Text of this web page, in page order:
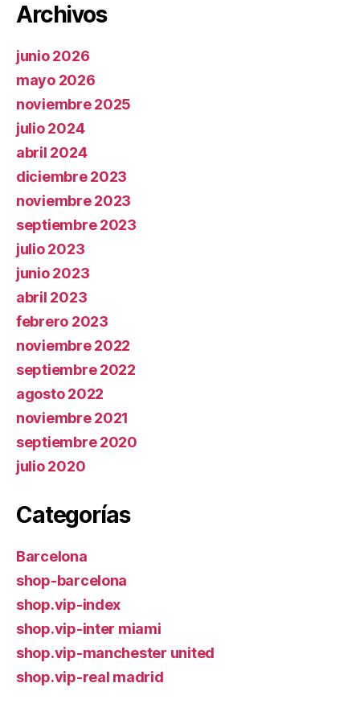
Archivos
junio 2026
mayo 2026
noviembre 2025
julio 2024
abril 2024
diciembre 2023
noviembre 2023
septiembre 2023
julio 2023
junio 2023
abril 2023
febrero 2023
noviembre 2022
septiembre 2022
agosto 2022
noviembre 2021
septiembre 2020
julio 2020
Categorías
Barcelona
shop-barcelona
shop.vip-index
shop.vip-inter miami
shop.vip-manchester united
shop.vip-real madrid